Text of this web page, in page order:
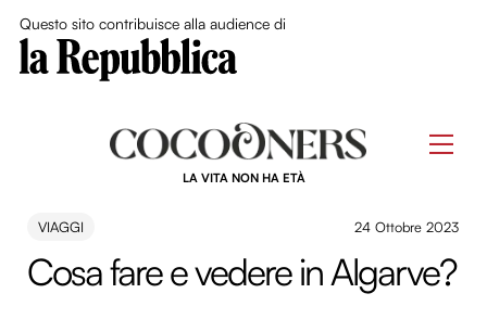
Questo sito contribuisce alla audience di
LA VITA NON HA ETÀ
VIAGGI 24 Ottobre 2023
Cosa fare e vedere in Algarve?